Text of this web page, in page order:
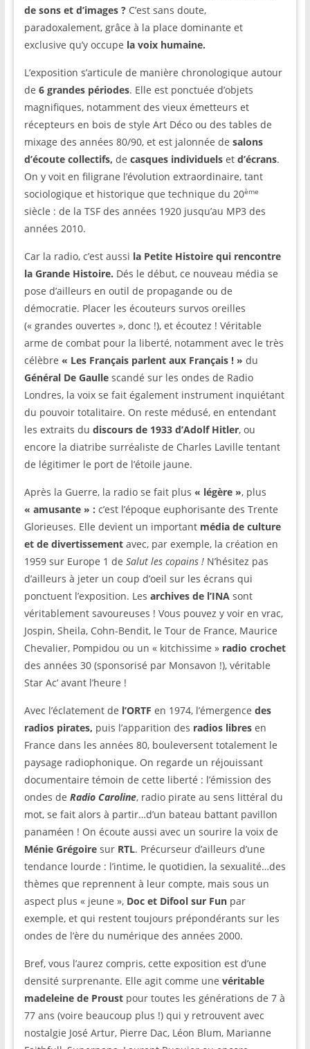
de sons et d’images ?C’est sans doute,
paradoxalement, grâce à la place dominante et
exclusive qu’y occupe la voix humaine.
L’exposition s’articule de manière chronologique autour
de 6 grandes périodes. Elle est ponctuée d’objets
magnifiques, notamment des vieux émetteurs et
récepteurs en bois de style Art Déco ou des tables de
mixage des années 80/90, et est jalonnée de salons
d’écoute collectifs, de casques individuels etd’écrans.
On y voit en filigrane l’évolution extraordinaire, tant
sociologique et historique que technique du 20ème
siècle : de la TSF des années 1920 jusqu’au MP3 des
années 2010.
Car la radio, c’est aussi la Petite Histoire qui rencontre
la Grande Histoire. Dés le début, ce nouveau média se
pose d’ailleurs en outil de propagande ou de
démocratie. Placer les écouteurs survos oreilles
(« grandes ouvertes », donc !), et écoutez ! Véritable
arme de combat pour la liberté, notamment avec le très
célèbre « Les Français parlent aux Français ! » du
Général De Gaullescandé sur les ondes de Radio
Londres, la voix se fait également instrument inquiétant
du pouvoir totalitaire. On reste médusé, en entendant
les extraits du discours de 1933 d’Adolf Hitler, ou
encore la diatribe surréaliste de Charles Laville tentant
de légitimer le port de l’étoile jaune.
Après la Guerre, la radio se fait plus « légère », plus
« amusante » : c’est l’époque euphorisante des Trente
Glorieuses. Elle devient un important média de culture
et de divertissementavec, par exemple, la création en
1959 sur Europe 1 de Salut les copains !N’hésitez pas
d’ailleurs à jeter un coup d’oeil sur les écrans qui
ponctuent l’exposition. Les archives de l’INAsont
véritablement savoureuses ! Vous pouvez y voir en vrac,
Jospin, Sheila, Cohn-Bendit, le Tour de France, Maurice
Chevalier, Pompidou ou un « kitchissime » radio crochet
des années 30 (sponsorisé par Monsavon !), véritable
Star Ac’ avant l’heure !
Avec l’éclatement de l’ORTF en 1974, l’émergence des
radios pirates, puis l’apparition des radios libresen
France dans les années 80, bouleversent totalement le
paysage radiophonique. On regarde un réjouissant
documentaire témoin de cette liberté : l’émission des
ondes de Radio Caroline, radio pirate au sens littéral du
mot, se fait alors à partir…d’un bateau battant pavillon
panaméen ! On écoute aussi avec un sourire la voix de
Ménie Grégoiresur RTL. Précurseur d’ailleurs d’une
tendance lourde : l’intime, le quotidien, la sexualité…des
thèmes que reprennent à leur compte, mais sous un
aspect plus « jeune », Doc et Difool sur Funpar
exemple, et qui restent toujours prépondérants sur les
ondes de l’ère du numérique des années 2000.
Bref, vous l’aurez compris, cette exposition est d’une
densité surprenante. Elle agit comme une véritable
madeleine de Proustpour toutes les générations de 7 à
77 ans (voire beaucoup plus !) qui y retrouvent avec
nostalgie José Artur, Pierre Dac, Léon Blum, Marianne